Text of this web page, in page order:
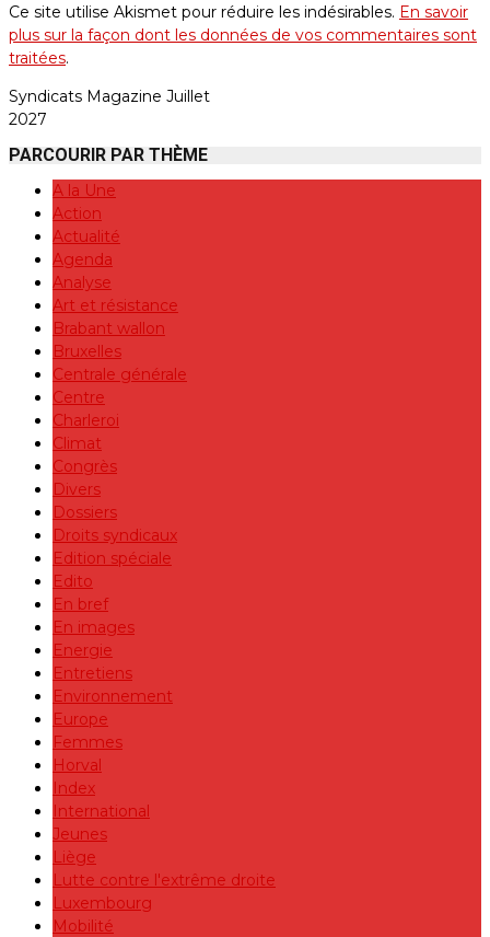
Ce site utilise Akismet pour réduire les indésirables. En savoir
plus sur la façon dont les données de vos commentaires sont
traitées.
Syndicats Magazine Juillet
2027
PARCOURIR PAR THÈME
A la Une
Action
Actualité
Agenda
Analyse
Art et résistance
Brabant wallon
Bruxelles
Centrale générale
Centre
Charleroi
Climat
Congrès
Divers
Dossiers
Droits syndicaux
Edition spéciale
Edito
En bref
En images
Energie
Entretiens
Environnement
Europe
Femmes
Horval
Index
International
Jeunes
Liège
Lutte contre l'extrême droite
Luxembourg
Mobilité